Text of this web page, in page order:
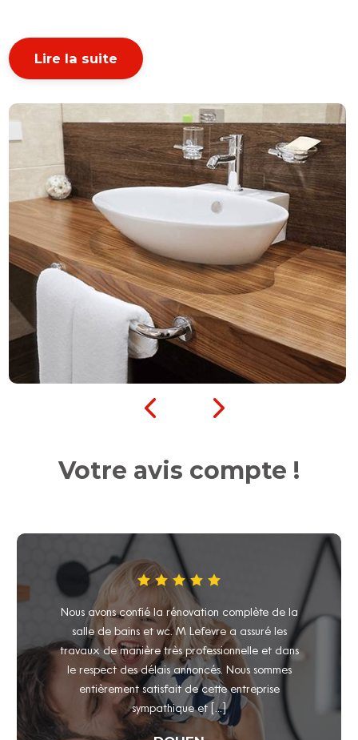
Lire la suite
Votre avis compte !
Prestation de très belle qualité, très bons
conseils, délais et temps de travaux respectés, je
recommande.
DELPHINE